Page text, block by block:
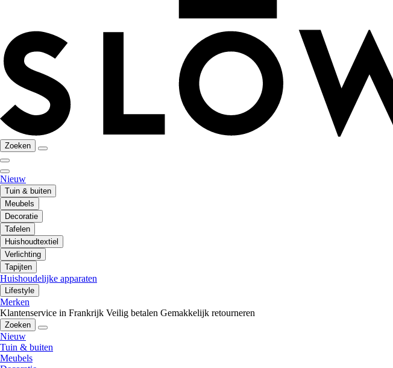
Zoeken
Nieuw
Tuin & buiten
Meubels
Decoratie
Tafelen
Huishoudtextiel
Verlichting
Tapijten
Huishoudelijke apparaten
Lifestyle
Merken
Klantenservice in Frankrijk Veilig betalen Gemakkelijk retourneren
Zoeken
Nieuw
Tuin & buiten
Meubels